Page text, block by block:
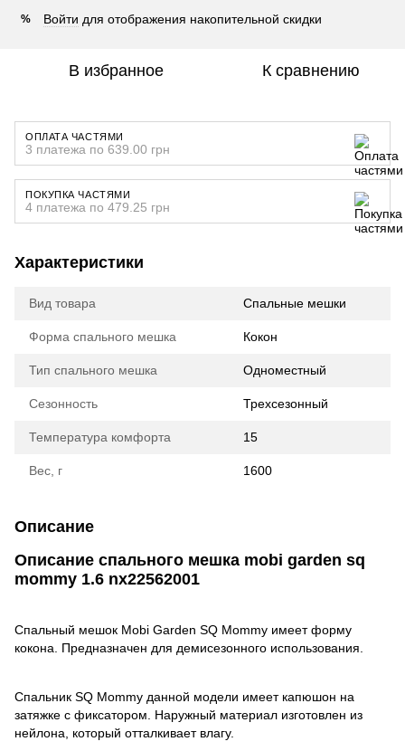
% Войти для отображения накопительной скидки
В избранное К сравнению
ОПЛАТА ЧАСТЯМИ
3 платежа по 639.00 грн
ПОКУПКА ЧАСТЯМИ
4 платежа по 479.25 грн
Характеристики
Вид товара Спальные мешки
Форма спального мешка Кокон
Тип спального мешка Одноместный
Сезонность Трехсезонный
Температура комфорта 15
Вес, г 1600
Описание
Описание спального мешка mobi garden sq
mommy 1.6 nx22562001
Спальный мешок Mobi Garden SQ Mommy имеет форму
кокона. Предназначен для демисезонного использования.
Спальник SQ Mommy данной модели имеет капюшон на
затяжке с фиксатором. Наружный материал изготовлен из
нейлона, который отталкивает влагу.